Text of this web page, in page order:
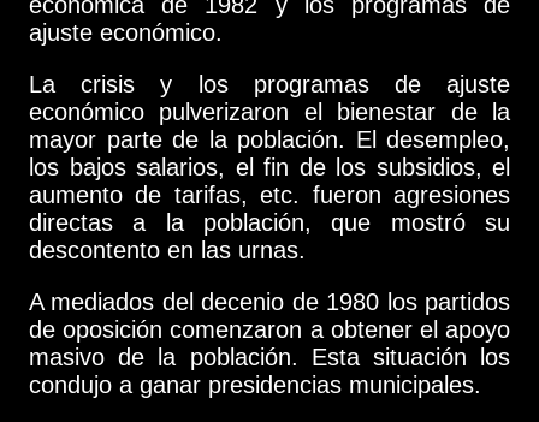
económica de 1982 y los programas de
ajuste económico.
La crisis y los programas de ajuste
económico pulverizaron el bienestar de la
mayor parte de la población. El desempleo,
los bajos salarios, el fin de los subsidios, el
aumento de tarifas, etc. fueron agresiones
directas a la población, que mostró su
descontento en las urnas.
A mediados del decenio de 1980 los partidos
de oposición comenzaron a obtener el apoyo
masivo de la población. Esta situación los
condujo a ganar presidencias municipales.